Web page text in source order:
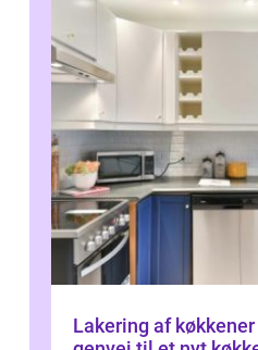
Lakering af køkkener